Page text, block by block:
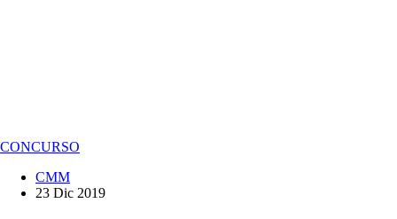
CONCURSO
CMM
23 Dic 2019